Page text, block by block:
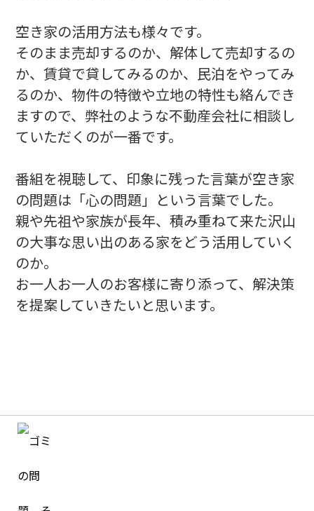
空き家の活用方法も様々です。
そのまま売却するのか、解体して売却するの
か、賃貸で貸してみるのか、民泊をやってみ
るのか、物件の特徴や立地の特性も絡んでき
ますので、弊社のような不動産会社に相談し
ていただくのが一番です。
番組を視聴して、印象に残った言葉が空き家
の問題は「心の問題」という言葉でした。
親や先祖や家族が長年、積み重ねて来た沢山
の大事な思い出のある家をどう活用していく
のか。
お一人お一人のお客様に寄り添って、解決策
を提案していきたいと思います。